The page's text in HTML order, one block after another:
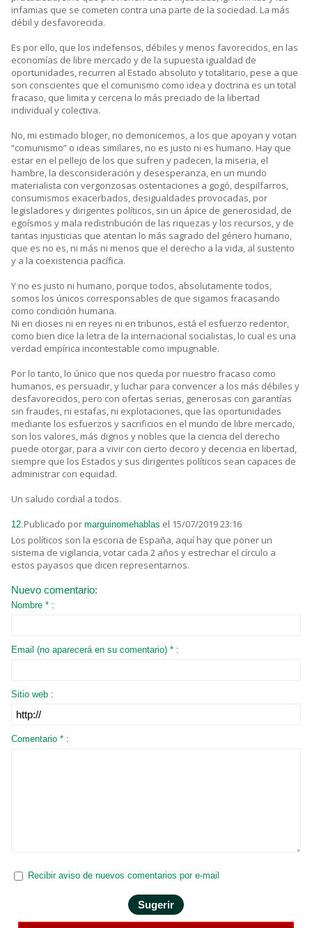
infamias que se cometen contra una parte de la sociedad. La más
débil y desfavorecida.
Es por ello, que los indefensos, débiles y menos favorecidos, en las
economías de libre mercado y de la supuesta igualdad de
oportunidades, recurren al Estado absoluto y totalitario, pese a que
son conscientes que el comunismo como idea y doctrina es un total
fracaso, que limita y cercena lo más preciado de la libertad
individual y colectiva.
No, mi estimado bloger, no demonicemos, a los que apoyan y votan
“comunismo” o ideas similares, no es justo ni es humano. Hay que
estar en el pellejo de los que sufren y padecen, la miseria, el
hambre, la desconsideración y desesperanza, en un mundo
materialista con vergonzosas ostentaciones a gogó, despilfarros,
consumismos exacerbados, desigualdades provocadas, por
legisladores y dirigentes políticos, sin un ápice de generosidad, de
egoísmos y mala redistribución de las riquezas y los recursos, y de
tantas injusticias que atentan lo más sagrado del género humano,
que es no es, ni más ni menos que el derecho a la vida, al sustento
y a la coexistencia pacífica.
Y no es justo ni humano, porque todos, absolutamente todos,
somos los únicos corresponsables de que sigamos fracasando
como condición humana.
Ni en dioses ni en reyes ni en tribunos, está el esfuerzo redentor,
como bien dice la letra de la internacional socialistas, lo cual es una
verdad empírica incontestable como impugnable.
Por lo tanto, lo único que nos queda por nuestro fracaso como
humanos, es persuadir, y luchar para convencer a los más débiles y
desfavorecidos, pero con ofertas serias, generosas con garantías
sin fraudes, ni estafas, ni explotaciones, que las oportunidades
mediante los esfuerzos y sacrificios en el mundo de libre mercado,
son los valores, más dignos y nobles que la ciencia del derecho
puede otorgar, para a vivir con cierto decoro y decencia en libertad,
siempre que los Estados y sus dirigentes políticos sean capaces de
administrar con equidad.
Un saludo cordial a todos.
12.Publicado por marguinomehablas el 15/07/2019 23:16
Los políticos son la escoria de España, aquí hay que poner un
sistema de vigilancia, votar cada 2 años y estrechar el círculo a
estos payasos que dicen representarnos.
Nuevo comentario:
Nombre * :
Email (no aparecerá en su comentario) * :
Sitio web :
Comentario * :
Recibir aviso de nuevos comentarios por e-mail